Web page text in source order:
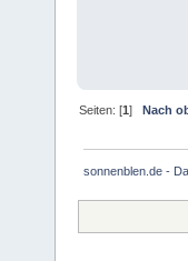
Seiten: [1]Nach
sonnenblen.de -